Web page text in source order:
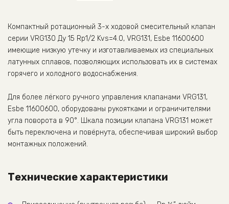
Компактный ротационный 3-х ходовой смесительный клапан
серии VRG130 Ду 15 Rp1/2 Kvs=4.0, VRG131, Esbe 11600600
имеющие низкую утечку и изготавливаемых из специальных
латунных сплавов, позволяющих использовать их в системах
горячего и холодного водоснабжения.
Для более лёгкого ручного управления клапанами VRG131,
Esbe 11600600, оборудованы рукоятками и ограничителями
угла поворота в 90°. Шкала позиции клапана VRG131 может
быть переключена и повёрнута, обеспечивая широкий выбор
монтажных положений.
Технические характеристики